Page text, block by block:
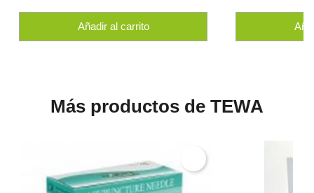
Añadir al carrito
Más productos de TEWA